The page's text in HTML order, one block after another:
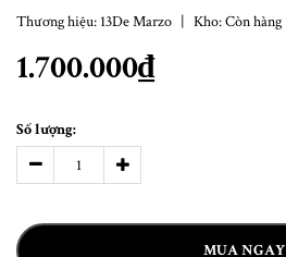
Thương hiệu: 13De Marzo | Kho:Còn hàng
1.700.000₫
Số lượng:
MUA NGAY